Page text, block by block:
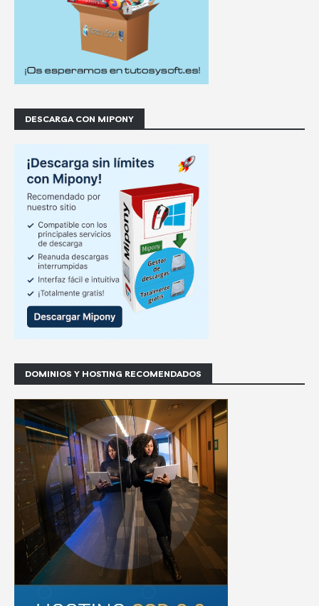
DESCARGA CON MIPONY
DOMINIOS Y HOSTING RECOMENDADOS